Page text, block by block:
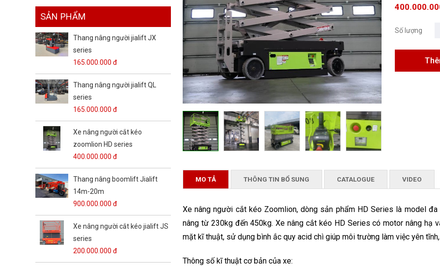
SẢN PHẨM
Thang nâng người jialift JX
series
165.000.000 đ
Thang nâng người jialift QL
series
165.000.000 đ
Xe nâng người cắt kéo
zoomlion HD series
400.000.000 đ
Thang nâng boomlift Jialift
14m-20m
900.000.000 đ
Xe nâng người cắt kéo jialift JS
series
200.000.000 đ
Số lượng
MO TẢ THÔNG TIN BỔ SUNG CATALOGUE VIDEO
Xe nâng người cắt kéo Zoomlion, dòng sản phẩm HD Series là model
nâng từ 230kg đến 450kg. Xe nâng cắt kéo HD Series có motor nâng hạ
mặt kĩ thuật, sử dụng bình ắc quy acid chì giúp môi trường làm việc yên
Thông số kĩ thuật cơ bản của xe: